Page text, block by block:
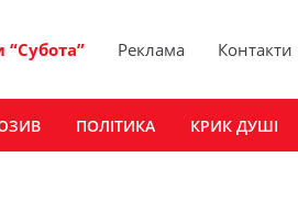
“Субота” Реклама Контакти
ПОЛІТИКА КРИК ДУШІ